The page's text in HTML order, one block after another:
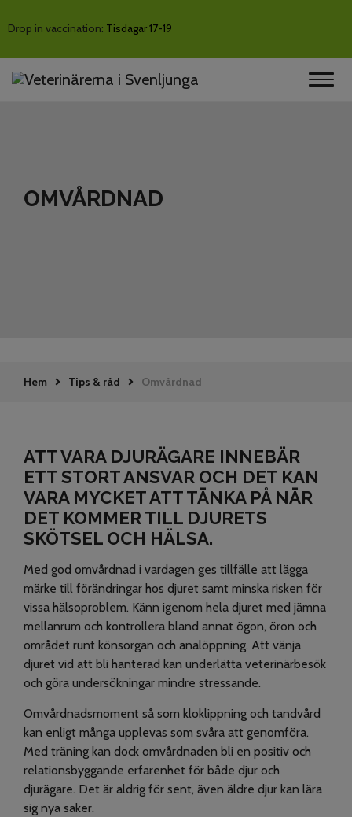
Drop in vaccination: Tisdagar 17-19
OMVÅRDNAD
Hem Tips & råd Omvårdnad
ATT VARA DJURÄGARE INNEBÄR
ETT STORT ANSVAR OCH DET KAN
VARA MYCKET ATT TÄNKA PÅ NÄR
DET KOMMER TILL DJURETS
SKÖTSEL OCH HÄLSA.
Med god omvårdnad i vardagen ges tillfälle att lägga
märke till förändringar hos djuret samt minska risken för
vissa hälsoproblem. Känn igenom hela djuret med jämna
mellanrum och kontrollera bland annat ögon, öron och
området runt könsorgan och analöppning. Att vänja
djuret vid att bli hanterad kan underlätta veterinärbesök
och göra undersökningar mindre stressande.
Omvårdnadsmoment så som kloklippning och tandvård
kan enligt många upplevas som svåra att genomföra.
Med träning kan dock omvårdnaden bli en positiv och
relationsbyggande erfarenhet för både djur och
djurägare. Det är aldrig för sent, även äldre djur kan lära
sig nya saker.